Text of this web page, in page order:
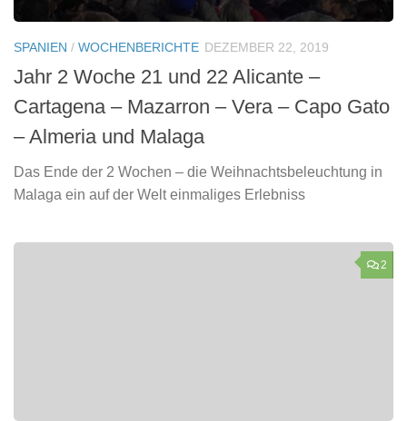
SPANIEN / WOCHENBERICHTE DEZEMBER 22, 2019
Jahr 2 Woche 21 und 22 Alicante –
Cartagena – Mazarron – Vera – Capo Gato
– Almeria und Malaga
Das Ende der 2 Wochen – die Weihnachtsbeleuchtung in
Malaga ein auf der Welt einmaliges Erlebniss
2